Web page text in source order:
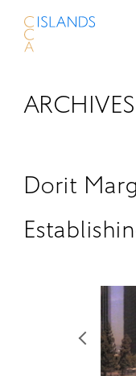
ABOUT
SCHOLARSHIP
ARCHIVES
Dorit